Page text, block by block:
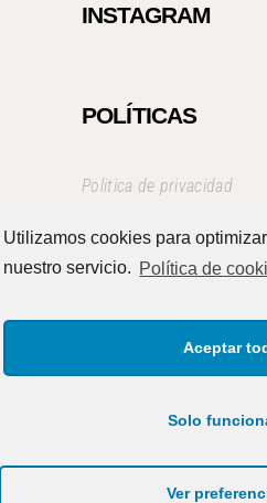
Utilizamos cookies para
nuestro servicio. Política de
Aceptar
Solo
Ver
INSTAGRAM
POLÍTICAS
Politica de privacidad
Términos y condiciones